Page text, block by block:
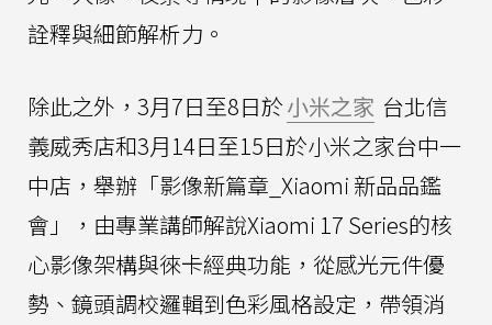
詮釋與細節解析力。
除此之外，3月7日至8日於小米之家 台北信
義威秀店和3月14日至15日於小米之家台中一
中店，舉辦「影像新篇章_Xiaomi 新品品鑑
會」，由專業講師解說Xiaomi 17 Series的核
心影像架構與徠卡經典功能，從感光元件優
勢、鏡頭調校邏輯到色彩風格設定，帶領消